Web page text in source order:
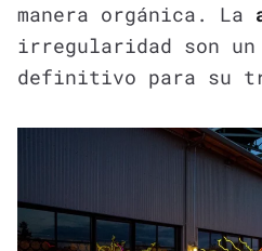
manera orgánica. La
irregularidad son
definitivo para su